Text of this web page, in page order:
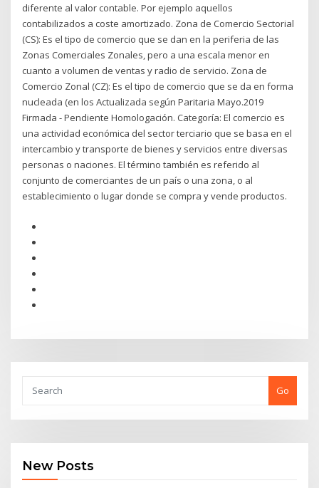
diferente al valor contable. Por ejemplo aquellos
contabilizados a coste amortizado. Zona de Comercio Sectorial
(CS): Es el tipo de comercio que se dan en la periferia de las
Zonas Comerciales Zonales, pero a una escala menor en
cuanto a volumen de ventas y radio de servicio. Zona de
Comercio Zonal (CZ): Es el tipo de comercio que se da en forma
nucleada (en los Actualizada según Paritaria Mayo.2019
Firmada - Pendiente Homologación. Categoría: El comercio es
una actividad económica del sector terciario que se basa en el
intercambio y transporte de bienes y servicios entre diversas
personas o naciones. El término también es referido al
conjunto de comerciantes de un país o una zona, o al
establecimiento o lugar donde se compra y vende productos.
Go
New Posts